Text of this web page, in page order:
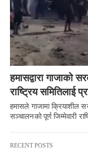
हमासद्वारा गाजाको
राष्ट्रिय समितिलाई
हमासले गाजामा क्रियाशील
सञ्चालनको पूर्ण जिम्मेवारी
RECENT POSTS